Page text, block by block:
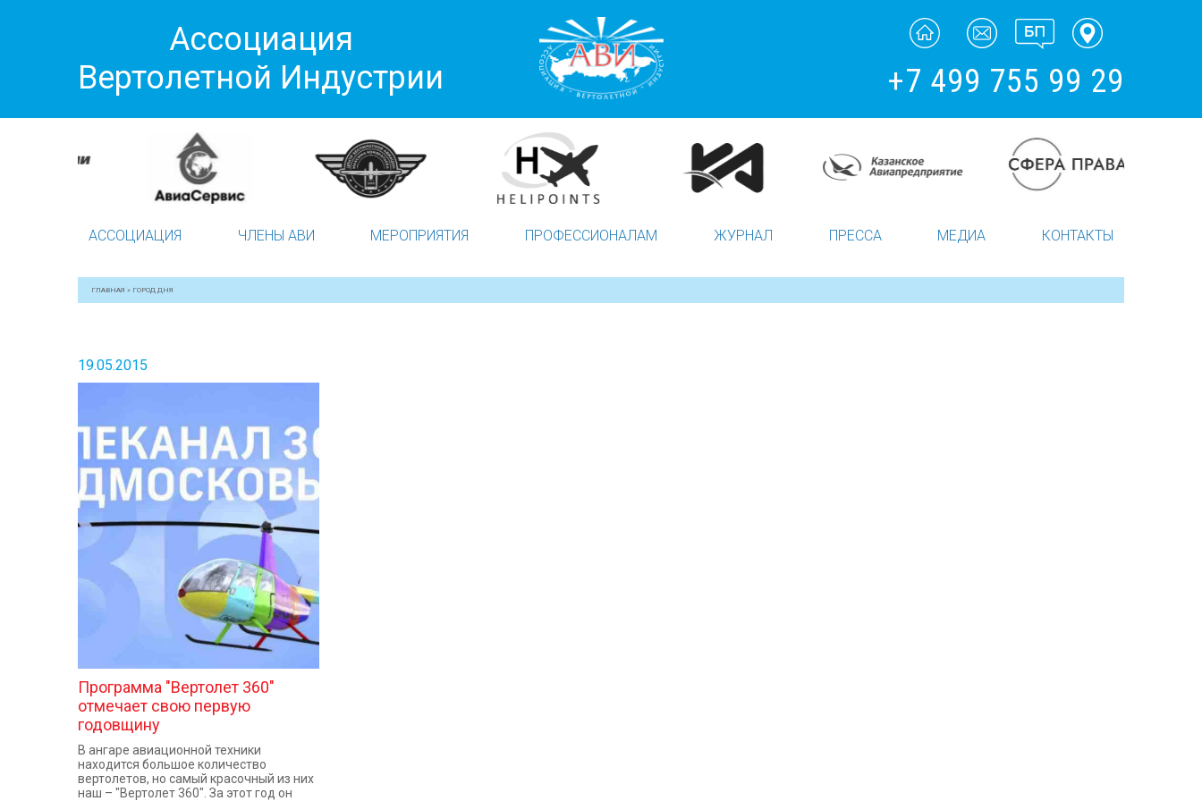
Ассоциация
Вертолетной Индустрии
+7 499 755 99 29
АССОЦИАЦИЯ ЧЛЕНЫ АВИ МЕРОПРИЯТИЯ ПРОФЕССИОНАЛАМ ЖУРНАЛ ПРЕССА МЕДИА КОНТАКТЫ
ГЛАВНАЯ » ГОРОД ДНЯ
19.05.2015
Программа "Вертолет 360"
отмечает свою первую
годовщину
В ангаре авиационной техники
находится большое количество
вертолетов, но самый красочный из них
наш – "Вертолет 360". За этот год он